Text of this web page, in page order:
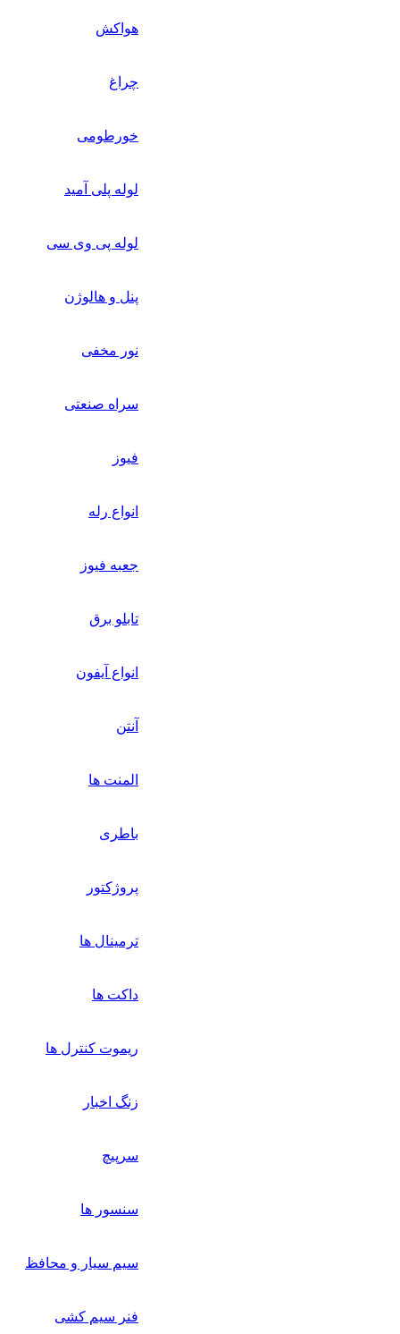
هواکش
چراغ
خورطومی
لوله پلی آمید
لوله پی وی سی
پنل و هالوژن
نور مخفی
سراه صنعتی
فیوز
انواع رله
جعبه فیوز
تابلو برق
انواع آیفون
آنتن
المنت ها
باطری
پروژکتور
ترمینال ها
داکت ها
ریموت کنترل ها
زنگ اخبار
سرپیچ
سنسور ها
سیم سیار و محافظ
فنر سیم کشی